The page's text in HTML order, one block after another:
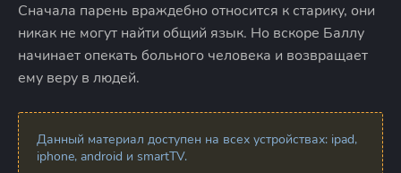
Сначала парень враждебно относится к старику, они
никак не могут найти общий язык. Но вскоре Баллу
начинает опекать больного человека и возвращает
ему веру в людей.
Данный материал доступен на всех устройствах: ipad,
iphone, android и smartTV.